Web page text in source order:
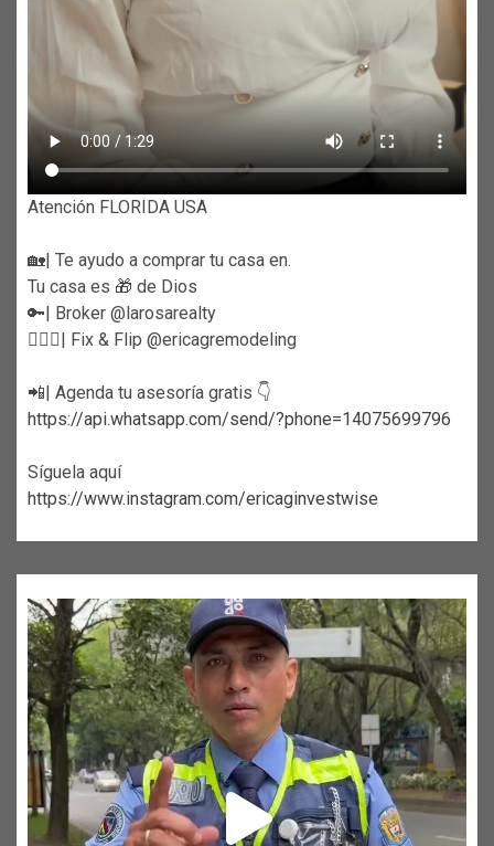
Atención FLORIDA USA
🏡| Te ayudo a comprar tu casa en.
Tu casa es 🎁 de Dios
🔑| Broker @larosarealty
👷🏼‍♀️| Fix & Flip @ericagremodeling
📲| Agenda tu asesoría gratis 👇
https://api.whatsapp.com/send/?phone=14075699796
Síguela aquí
https://www.instagram.com/ericaginvestwise